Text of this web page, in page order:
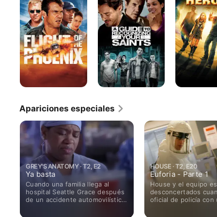
del
Fénix
to
Recognizing
Your
Saints
Apariciones especiales
GREY'S ANATOMY · T2, E2
Ya basta
Cuando una familia llega al
hospital Seattle Grace después
de un accidente automovilístico
HOUSE · T2, E20
Euforia - Parte 1
House y el equipo
desconcertados
oficial de policía con